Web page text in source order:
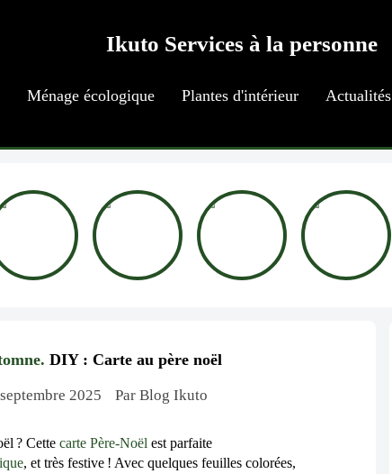
Ikuto Services à la personne
Ménage écologique Plantes d'intérieur Actualités
DIY : Carte au père noël
2025 Par Blog Ikuto
l ? Cette carte Père‑Noël est parfaite
, et très festive ! Avec quelques feuilles colorées,